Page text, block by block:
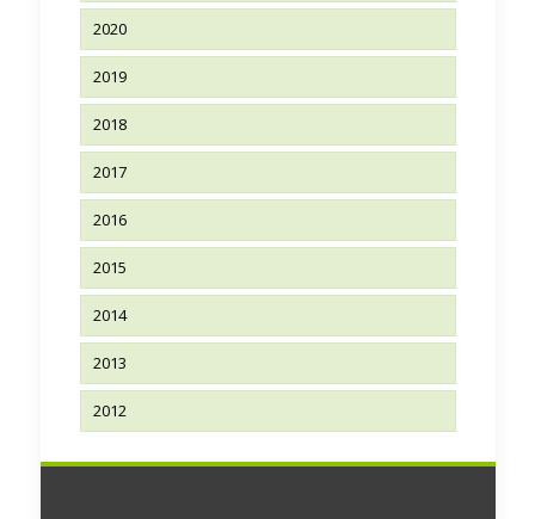
2020
2019
2018
2017
2016
2015
2014
2013
2012